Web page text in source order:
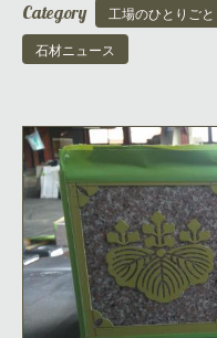
Category 工場のひとりごと
石材ニュース